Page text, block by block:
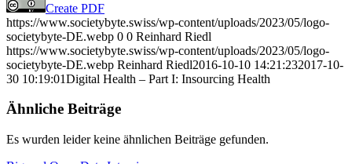
Create PDF
https://www.societybyte.swiss/wp-content/uploads/2023/05/logo-
societybyte-DE.webp 0 0 Reinhard Riedl
https://www.societybyte.swiss/wp-content/uploads/2023/05/logo-
societybyte-DE.webp Reinhard Riedl2016-10-10 14:21:232017-10-
30 10:19:01Digital Health – Part I: Insourcing Health
Ähnliche Beiträge
Es wurden leider keine ähnlichen Beiträge gefunden.